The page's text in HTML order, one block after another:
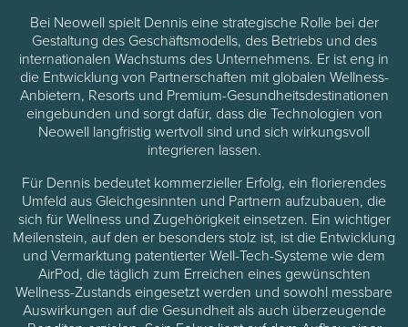
Bei Neowell spielt Dennis eine strategische Rolle bei der
Gestaltung des Geschäftsmodells, des Betriebs und des
internationalen Wachstums des Unternehmens. Er ist eng in
die Entwicklung von Partnerschaften mit globalen Wellness-
Anbietern, Resorts und Premium-Gesundheitsdestinationen
eingebunden und sorgt dafür, dass die Technologien von
Neowell langfristig wertvoll sind und sich wirkungsvoll
integrieren lassen.
Für Dennis bedeutet kommerzieller Erfolg, ein florierendes
Umfeld aus Gleichgesinnten und Partnern aufzubauen, die
sich für Wellness und Zugehörigkeit einsetzen. Ein wichtiger
Meilenstein, auf den er besonders stolz ist, ist die Entwicklung
und Vermarktung patentierter Well-Tech-Systeme wie dem
AirPod, die täglich zum Erreichen eines gewünschten
Wellness-Zustands eingesetzt werden und sowohl messbare
Auswirkungen auf die Gesundheit als auch überzeugende